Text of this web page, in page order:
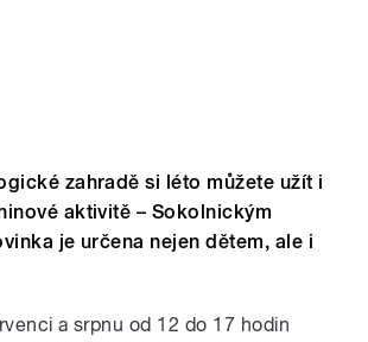
zahradě si léto můžete užít i
aktivitě – Sokolnickým
je určena nejen dětem, ale i
a srpnu od 12 do 17 hodin